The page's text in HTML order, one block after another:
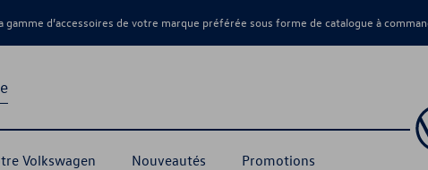
d’accessoires de votre marque préférée sous forme de catalogue à
Volkswagen Nouveautés Promotions